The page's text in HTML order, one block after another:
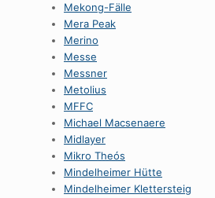
Mekong-Fälle
Mera Peak
Merino
Messe
Messner
Metolius
MFFC
Michael Macsenaere
Midlayer
Mikro Theós
Mindelheimer Hütte
Mindelheimer Klettersteig